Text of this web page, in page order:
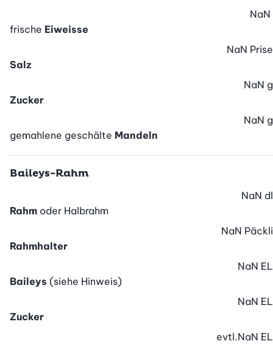
frische Eiweisse
NaN
Salz
NaN Prise
Zucker
NaN g
gemahlene geschälte Mandeln
NaN g
Baileys-Rahm
Rahm oder Halbrahm
NaN dl
Rahmhalter
NaN Päckli
Baileys (siehe Hinweis)
NaN EL
Zucker
NaN EL
evtl.NaN EL